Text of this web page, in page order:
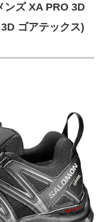
ンズ XA PRO 3D
ゴアテックス)